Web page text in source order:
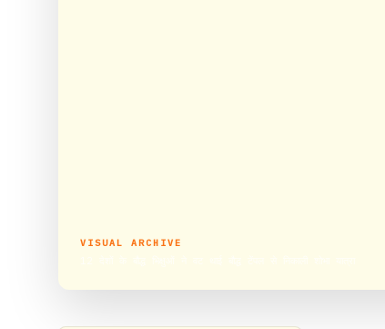
VISUAL ARCHIVE